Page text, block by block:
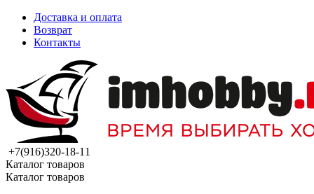
Доставка и оплата
Возврат
Контакты
+7(916)320-18-11
Каталог товаров
Каталог товаров